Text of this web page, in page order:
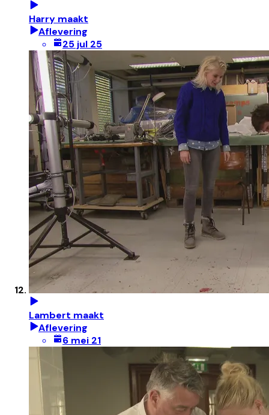
Harry maakt
Aflevering
25 jul 25
Lambert maakt
Aflevering
6 mei 21